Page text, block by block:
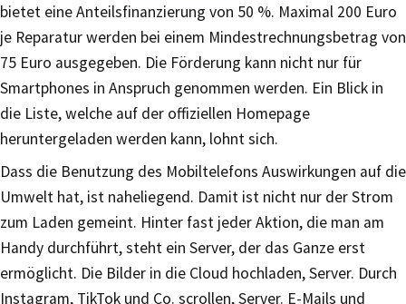
bietet eine Anteilsfinanzierung von 50 %. Maximal 200 Euro
je Reparatur werden bei einem Mindestrechnungsbetrag von
75 Euro ausgegeben. Die Förderung kann nicht nur für
Smartphones in Anspruch genommen werden. Ein Blick in
die Liste, welche auf der offiziellen Homepage
heruntergeladen werden kann, lohnt sich.
Dass die Benutzung des Mobiltelefons Auswirkungen auf die
Umwelt hat, ist naheliegend. Damit ist nicht nur der Strom
zum Laden gemeint. Hinter fast jeder Aktion, die man am
Handy durchführt, steht ein Server, der das Ganze erst
ermöglicht. Die Bilder in die Cloud hochladen, Server. Durch
Instagram, TikTok und Co. scrollen, Server. E-Mails und